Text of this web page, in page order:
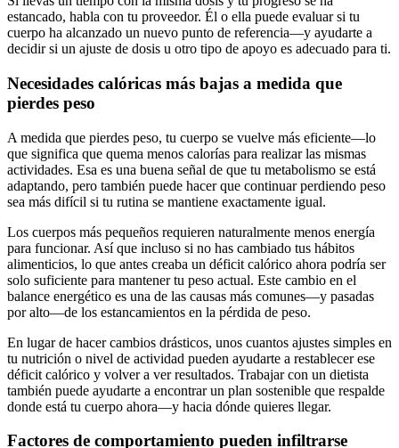
estancado, habla con tu proveedor. Él o ella puede evaluar si tu
cuerpo ha alcanzado un nuevo punto de referencia—y ayudarte a
decidir si un ajuste de dosis u otro tipo de apoyo es adecuado para ti.
Necesidades calóricas más bajas a medida que
pierdes peso
A medida que pierdes peso, tu cuerpo se vuelve más eficiente—lo
que significa que quema menos calorías para realizar las mismas
actividades. Esa es una buena señal de que tu metabolismo se está
adaptando, pero también puede hacer que continuar perdiendo peso
sea más difícil si tu rutina se mantiene exactamente igual.
Los cuerpos más pequeños requieren naturalmente menos energía
para funcionar. Así que incluso si no has cambiado tus hábitos
alimenticios, lo que antes creaba un déficit calórico ahora podría ser
solo suficiente para mantener tu peso actual. Este cambio en el
balance energético es una de las causas más comunes—y pasadas
por alto—de los estancamientos en la pérdida de peso.
En lugar de hacer cambios drásticos, unos cuantos ajustes simples en
tu nutrición o nivel de actividad pueden ayudarte a restablecer ese
déficit calórico y volver a ver resultados. Trabajar con un dietista
también puede ayudarte a encontrar un plan sostenible que respalde
donde está tu cuerpo ahora—y hacia dónde quieres llegar.
Factores de comportamiento pueden infiltrarse